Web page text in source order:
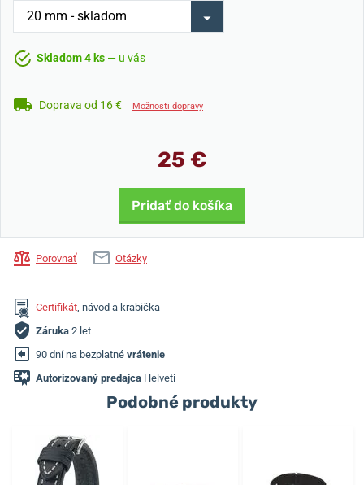
Skladom 4 ks — u vás
Doprava od 16 € Možnosti dopravy
25 €
Pridať do košíka
Porovnať Otázky
Certifikát, návod a krabička
Záruka 2 let
90 dní na bezplatné vrátenie
Autorizovaný predajca Helveti
Podobné produkty